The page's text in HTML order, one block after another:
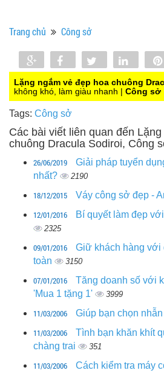
Trang chủ Công sở
Share Share Tweet Share
0
Lặng ngắm vẻ đẹp hoa chuông
không khó, làm giàu nhanh | Công sở
Tags: Công sở
Các bài viết liên quan đến
chuông Dracula Sodiroi, Công
26/06/2019
Giải pháp tuyển
nhất?
2190
18/12/2015 Váy công sở đẹp -
12/01/2016 Bí quyết làm đẹp
2325
09/01/2016
Giữ khách hàng với
toàn
3150
07/01/2016
Tăng doanh số với
'Mua 1 tặng 1'
3999
11/03/2006 Giúp bạn chọn
11/03/2006
Tình bạn khăn khít
chàng trai
351
11/03/2006 Cách kiểm tra máy